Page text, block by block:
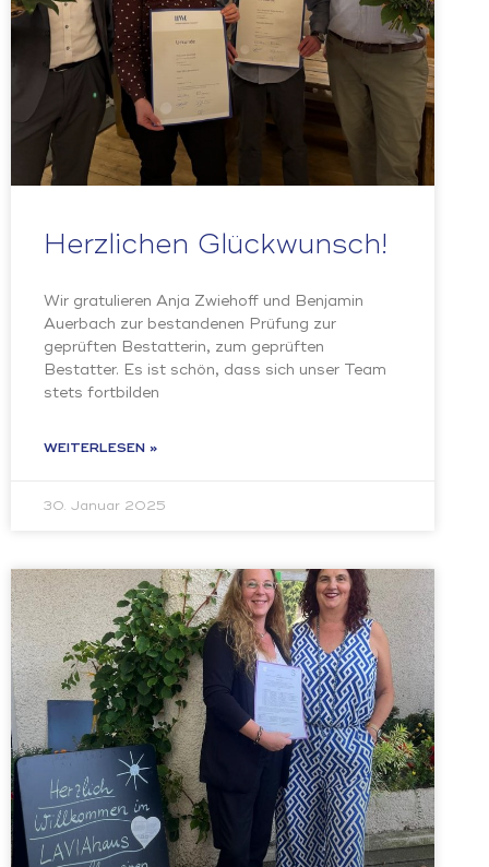
Herzlichen Glückwunsch!
Wir gratulieren Anja Zwiehoff und Benjamin
Auerbach zur bestandenen Prüfung zur
geprüften Bestatterin, zum geprüften
Bestatter. Es ist schön, dass sich unser Team
stets fortbilden
WEITERLESEN »
30. Januar 2025